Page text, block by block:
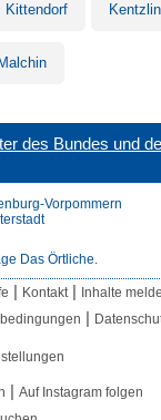
Kittendorf Kentzlin
des Bundes und
Vorpommern
Das Örtliche.
| Kontakt | Inhalte
|
| Auf Instagram folgen